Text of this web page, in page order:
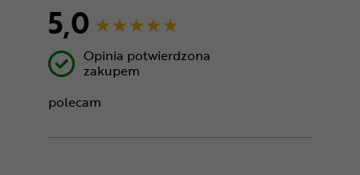
5,0
Opinia potwierdzona
zakupem
polecam